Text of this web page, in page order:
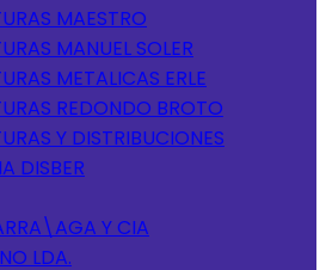
MAESTRO
MANUEL SOLER
METALICAS ERLE
REDONDO BROTO
Y DISTRIBUCIONES
DISBER
Y CIA
LDA.